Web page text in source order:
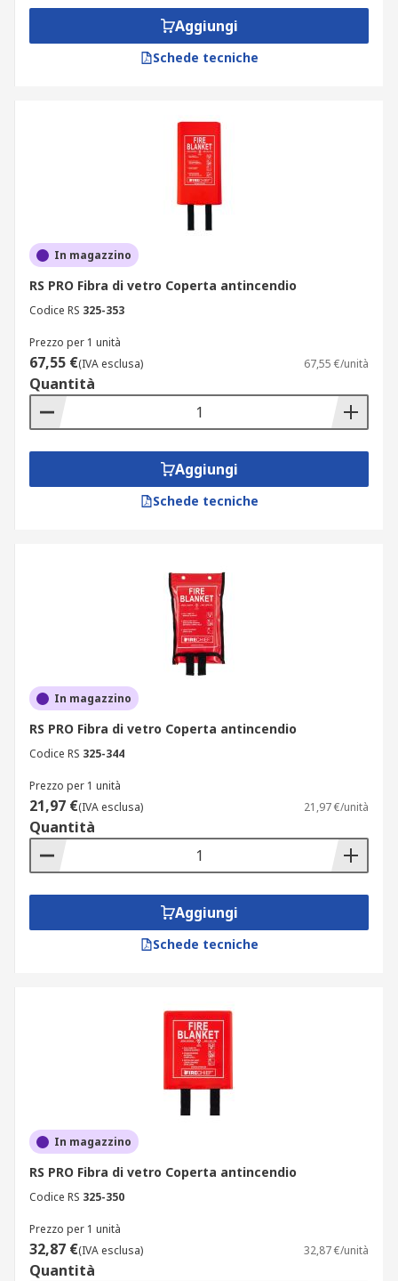
Aggiungi
Schede tecniche
In magazzino
RS PRO Fibra di vetro Coperta antincendio
Codice RS 325-353
Prezzo per 1 unità
67,55 €(IVA esclusa) 67,55 €/unità
Quantità
Aggiungi
Schede tecniche
In magazzino
RS PRO Fibra di vetro Coperta antincendio
Codice RS 325-344
Prezzo per 1 unità
21,97 €(IVA esclusa) 21,97 €/unità
Quantità
Aggiungi
Schede tecniche
In magazzino
RS PRO Fibra di vetro Coperta antincendio
Codice RS 325-350
Prezzo per 1 unità
32,87 €(IVA esclusa) 32,87 €/unità
Quantità